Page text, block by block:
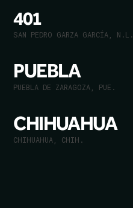
401
SAN PEDRO GARZA GARCÍA, N.L.
PUEBLA
PUEBLA DE ZARAGOZA, PUE.
CHIHUAHUA
CHIHUAHUA, CHIH.